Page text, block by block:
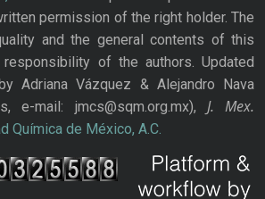
permission of the right holder. The
and the general contents of this
of the authors. Updated
Adriana Vázquez & Alejandro Nava
e-mail: jmcs@sqm.org.mx), J. Mex.
Química de México, A.C.